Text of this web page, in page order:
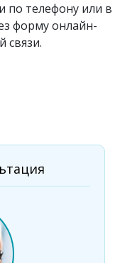
по телефону или в
форму онлайн-
связи.